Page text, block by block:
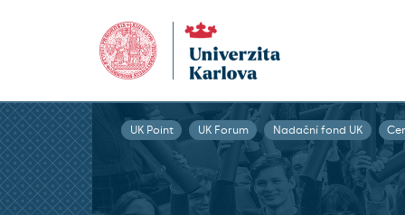
UK Point UK Forum Nadační fond UK